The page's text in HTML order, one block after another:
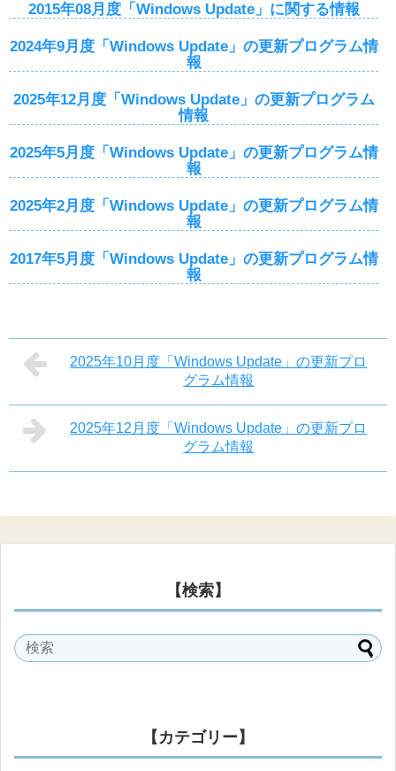
2015年08月度「Windows Update」に関する情報
2024年9月度「Windows Update」の更新プログラム情
報
2025年12月度「Windows Update」の更新プログラム
情報
2025年5月度「Windows Update」の更新プログラム情
報
2025年2月度「Windows Update」の更新プログラム情
報
2017年5月度「Windows Update」の更新プログラム情
報
2025年10月度「Windows Update」の更新プロ
グラム情報
2025年12月度「Windows Update」の更新プロ
グラム情報
【検索】
【カテゴリー】